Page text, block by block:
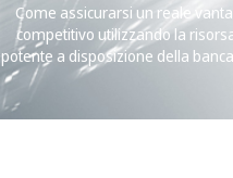
Come assicurarsi un reale
competitivo utilizzando la
potente a disposizione della